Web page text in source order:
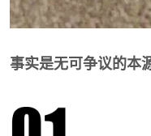
事实是无可争议的本